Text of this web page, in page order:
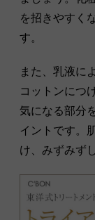
を招きやすく
す。
また、乳液に
コットンにつ
気になる部分
イントです。
け、みずみず